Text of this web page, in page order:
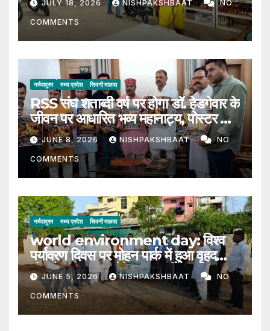
JULY 18, 2026 NISHPAKSHBAAT NO
COMMENTS
नर्मदापुरम मध्य प्रदेश सिवनी मालवा
RSS संघ शताब्दी वर्ष पर होगा डॉ. हेडगेवार के
जीवन पर आधारित भव्य महानाट्य, पोस्टर का
हुआ विमोचन
JUNE 8, 2026 NISHPAKSHBAAT NO
COMMENTS
नर्मदापुरम मध्य प्रदेश सिवनी मालवा
world environment day: विश्व
पर्यावरण दिवस पर मोहन पार्क में हुआ वृहद
पौधारोपण, 200 पौधे लगाकर दिया हरित
संदेश
JUNE 5, 2026 NISHPAKSHBAAT NO
COMMENTS